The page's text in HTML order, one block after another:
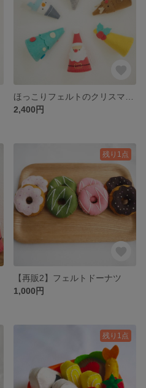
2,400円
残り1点
【再販2】フェルトドーナツ
1,000円
残り1点